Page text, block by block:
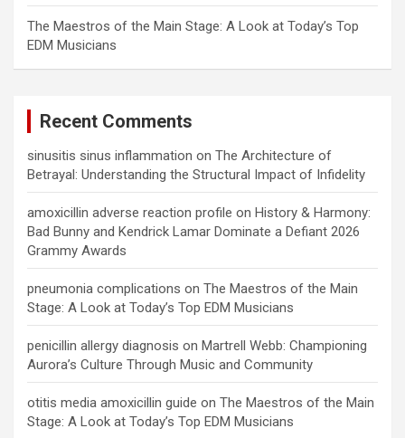
The Maestros of the Main Stage: A Look at Today’s Top
EDM Musicians
Recent Comments
sinusitis sinus inflammation on The Architecture of
Betrayal: Understanding the Structural Impact of Infidelity
amoxicillin adverse reaction profile on History & Harmony:
Bad Bunny and Kendrick Lamar Dominate a Defiant 2026
Grammy Awards
pneumonia complications on The Maestros of the Main
Stage: A Look at Today’s Top EDM Musicians
penicillin allergy diagnosis on Martrell Webb: Championing
Aurora’s Culture Through Music and Community
otitis media amoxicillin guide on The Maestros of the Main
Stage: A Look at Today’s Top EDM Musicians